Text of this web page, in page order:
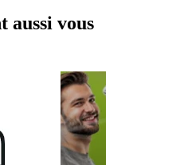
aussi vous